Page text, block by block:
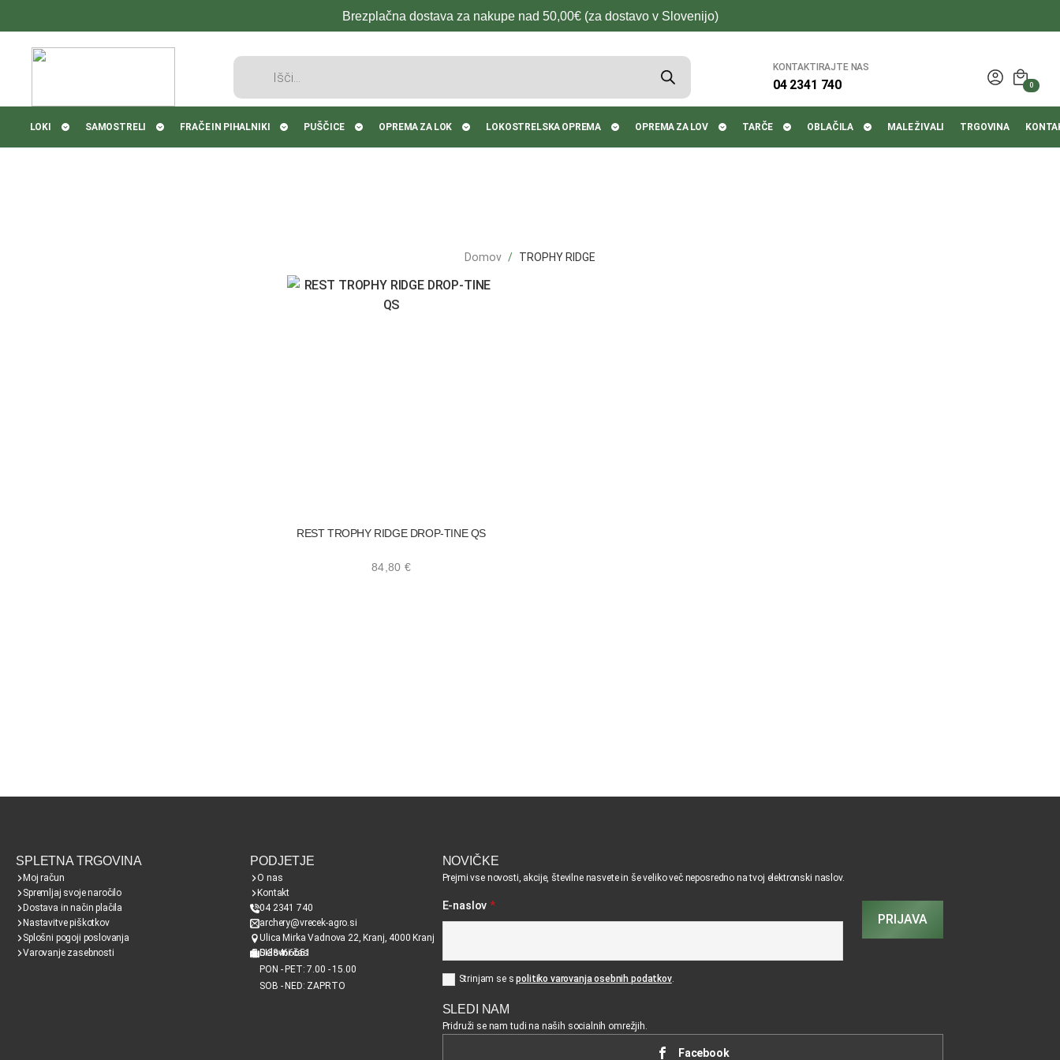
Brezplačna dostava za nakupe nad 50,00€ (za dostavo v Slovenijo)
Products
KONTAKTIRAJTE NAS
04 2341 740 0
LOKI SAMOSTRELI FRAČE IN PIHALNIKI PUŠČICE OPREMA ZA LOK LOKOSTRELSKA OPREMA OPREMA ZA LOV TARČE OBLAČILA MALE ŽIVALI TRGOVINA
Domov TROPHY RIDGE
84,80 €
REST TROPHY RIDGE DROP-TINE QS
SPLETNA TRGOVINA
Moj račun
Spremljaj svoje naročilo
Dostava in način plačila
Nastavitve piškotkov
Splošni pogoji poslovanja
Varovanje zasebnosti
PODJETJE
O nas
Kontakt
04 2341 740
archery@vrecek-agro.si
Ulica Mirka Vadnova 22, Kranj, 4000 Kranj
SI38466651
Delovni čas
PON - PET: 7.00 - 15.00
SOB - NED: ZAPRTO
NOVIČKE
Prejmi vse novosti, akcije, številne nasvete in še veliko več neposredno na tvoj elektronski naslov.
E-naslov *
Strinjam se spolitiko varovanja osebnih podatkov.
PRIJAVA
SLEDI NAM
Pridruži se nam tudi na naših socialnih omrežjih.
Facebook